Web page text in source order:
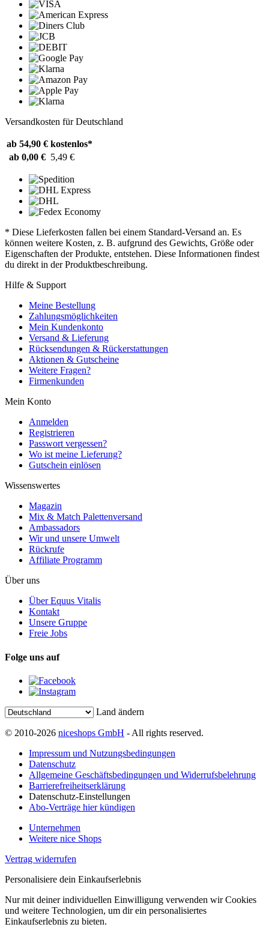
Versandkosten für Deutschland
ab 54,90 € kostenlos*
ab 0,00 € 5,49 €
* Diese Lieferkosten fallen bei einem Standard-Versand an. Es
können weitere Kosten, z. B. aufgrund des Gewichts, Größe oder
Eigenschaften der Produkte, entstehen. Diese Informationen findest
du direkt in der Produktbeschreibung.
Hilfe & Support
Meine Bestellung
Zahlungsmöglichkeiten
Mein Kundenkonto
Versand & Lieferung
Rücksendungen & Rückerstattungen
Aktionen & Gutscheine
Weitere Fragen?
Firmenkunden
Mein Konto
Anmelden
Registrieren
Passwort vergessen?
Wo ist meine Lieferung?
Gutschein einlösen
Wissenswertes
Magazin
Mix & Match Palettenversand
Ambassadors
Wir und unsere Umwelt
Rückrufe
Affiliate Programm
Über uns
Über Equus Vitalis
Kontakt
Unsere Gruppe
Freie Jobs
Folge uns auf
Land ändern
© 2010-2026 niceshops GmbH - All rights reserved.
Impressum und Nutzungsbedingungen
Datenschutz
Allgemeine Geschäftsbedingungen und Widerrufsbelehrung
Barrierefreiheitserklärung
Datenschutz-Einstellungen
Abo-Verträge hier kündigen
Unternehmen
Weitere nice Shops
Vertrag widerrufen
Personalisiere dein Einkaufserlebnis
Nur mit deiner individuellen Einwilligung verwenden wir Cookies
und weitere Technologien, um dir ein personalisiertes
Einkaufserlebnis zu bieten.